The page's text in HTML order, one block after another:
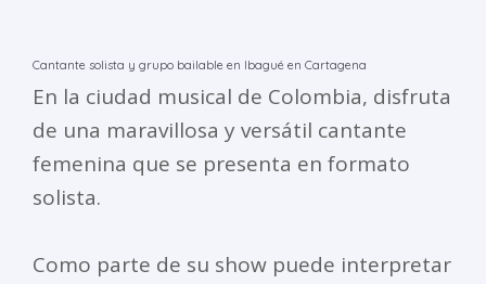
Cantante solista y grupo bailable en Ibagué en Cartagena
En la ciudad musical de Colombia, disfruta
de una maravillosa y versátil cantante
femenina que se presenta en formato
solista.
Como parte de su show puede interpretar